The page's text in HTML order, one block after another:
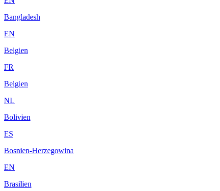
Bangladesh
EN
Belgien
FR
Belgien
NL
Bolivien
ES
Bosnien-Herzegowina
EN
Brasilien